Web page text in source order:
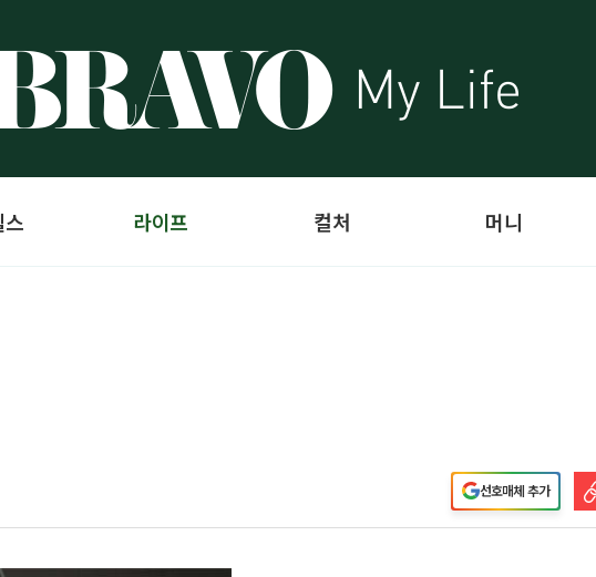
스 라이프 컬처 머니
선호매체 추가